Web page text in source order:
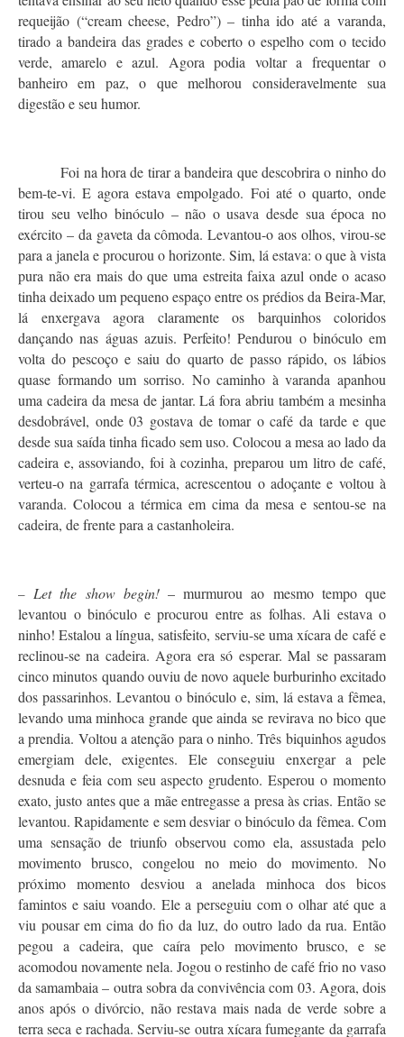
requeijão (“cream cheese, Pedro”) – tinha ido até a varanda,
tirado a bandeira das grades e coberto o espelho com o tecido
verde, amarelo e azul. Agora podia voltar a frequentar o
banheiro em paz, o que melhorou consideravelmente sua
digestão e seu humor.
Foi na hora de tirar a bandeira que descobrira o ninho do
bem-te-vi. E agora estava empolgado. Foi até o quarto, onde
tirou seu velho binóculo – não o usava desde sua época no
exército – da gaveta da cômoda. Levantou-o aos olhos, virou-se
para a janela e procurou o horizonte. Sim, lá estava: o que à vista
pura não era mais do que uma estreita faixa azul onde o acaso
tinha deixado um pequeno espaço entre os prédios da Beira-Mar,
lá enxergava agora claramente os barquinhos coloridos
dançando nas águas azuis. Perfeito! Pendurou o binóculo em
volta do pescoço e saiu do quarto de passo rápido, os lábios
quase formando um sorriso. No caminho à varanda apanhou
uma cadeira da mesa de jantar. Lá fora abriu também a mesinha
desdobrável, onde 03 gostava de tomar o café da tarde e que
desde sua saída tinha ficado sem uso. Colocou a mesa ao lado da
cadeira e, assoviando, foi à cozinha, preparou um litro de café,
verteu-o na garrafa térmica, acrescentou o adoçante e voltou à
varanda. Colocou a térmica em cima da mesa e sentou-se na
cadeira, de frente para a castanholeira.
– Let the show begin!– murmurou ao mesmo tempo que
levantou o binóculo e procurou entre as folhas. Ali estava o
ninho! Estalou a língua, satisfeito, serviu-se uma xícara de café e
reclinou-se na cadeira. Agora era só esperar. Mal se passaram
cinco minutos quando ouviu de novo aquele burburinho excitado
dos passarinhos. Levantou o binóculo e, sim, lá estava a fêmea,
levando uma minhoca grande que ainda se revirava no bico que
a prendia. Voltou a atenção para o ninho. Três biquinhos agudos
emergiam dele, exigentes. Ele conseguiu enxergar a pele
desnuda e feia com seu aspecto grudento. Esperou o momento
exato, justo antes que a mãe entregasse a presa às crias. Então se
levantou. Rapidamente e sem desviar o binóculo da fêmea. Com
uma sensação de triunfo observou como ela, assustada pelo
movimento brusco, congelou no meio do movimento. No
próximo momento desviou a anelada minhoca dos bicos
famintos e saiu voando. Ele a perseguiu com o olhar até que a
viu pousar em cima do fio da luz, do outro lado da rua. Então
pegou a cadeira, que caíra pelo movimento brusco, e se
acomodou novamente nela. Jogou o restinho de café frio no vaso
da samambaia – outra sobra da convivência com 03. Agora, dois
anos após o divórcio, não restava mais nada de verde sobre a
terra seca e rachada. Serviu-se outra xícara fumegante da garrafa